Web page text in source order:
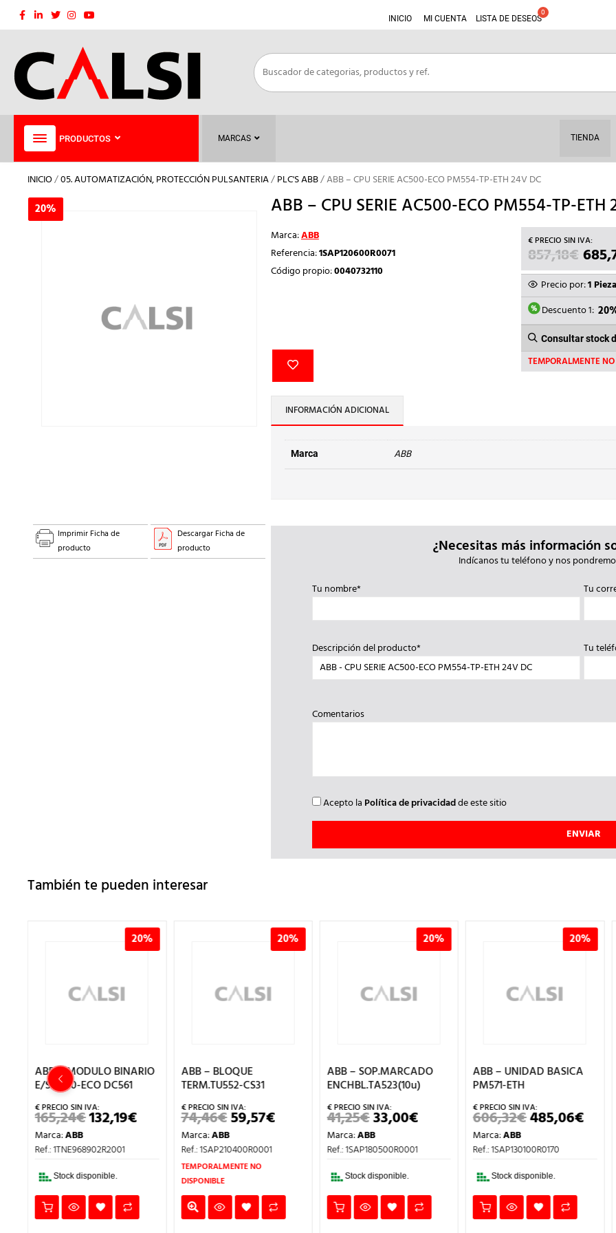
Saltar
INICIO MI CUENTA LISTA DE DESEOS
PRODUCTOS MARCAS TIENDA
INICIO/05. AUTOMATIZACIÓN, PROTECCIÓN PULSANTERIA/PLC'S ABB/ ABB – CPU SERIE AC500-ECO PM554-TP-ETH 24V DC
20% ABB – CPU SERIE AC500-ECO PM554-TP-ETH
Marca:ABB
Referencia:1SAP120600R0071
Código propio:0040732110
857,18€ EL
ERA:
Precio por:1 Pieza
Descuento 1:
Consultar stock
TEMPORALMENTE
INFORMACIÓN ADICIONAL
Marca ABB
20%
Imprimir Ficha de
producto
Descargar Ficha de
producto
¿Necesitas más información
Indícanos tu teléfono y nos
Tu nombre*
Tu
Descripción del producto* Tu
Comentarios
Acepto la Política de privacidadde este sitio
También te pueden interesar
20%
ABB – MODULO BINARIO
E/S S500-ECO DC561
165,24€EL
PRECIO
ERA:
132,19€EL
PRECIO
ACTUAL
132,19€.
Marca:ABB
Ref.: 1TNE968902R2001
Stock disponible.
20%
ABB – BLOQUE
TERM.TU552-CS31
74,46€EL
PRECIO
ERA:
74,46€.
59,57€EL
PRECIO
Marca:ABB
Ref.: 1SAP210400R0001
TEMPORALMENTE NO
DISPONIBLE
20%
ABB – SOP.MARCADO
ENCHBL.TA523(10u)
41,25€EL
PRECIO
ORIGINAL
ERA:
33,00€EL
PRECIO
ES:
Marca:ABB
Ref.: 1SAP180500R0001
Stock disponible.
20%
ABB – UNIDAD BASICA
PM571-ETH
606,32€EL
PRECIO
ERA:
485,06€EL
Marca:ABB
Ref.: 1SAP130100R0170
Stock disponible.